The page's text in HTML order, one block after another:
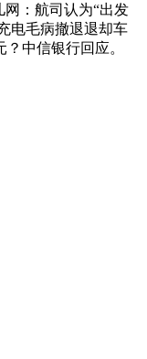
：航司认为“出发
电毛病撤退退却车
中信银行回应。